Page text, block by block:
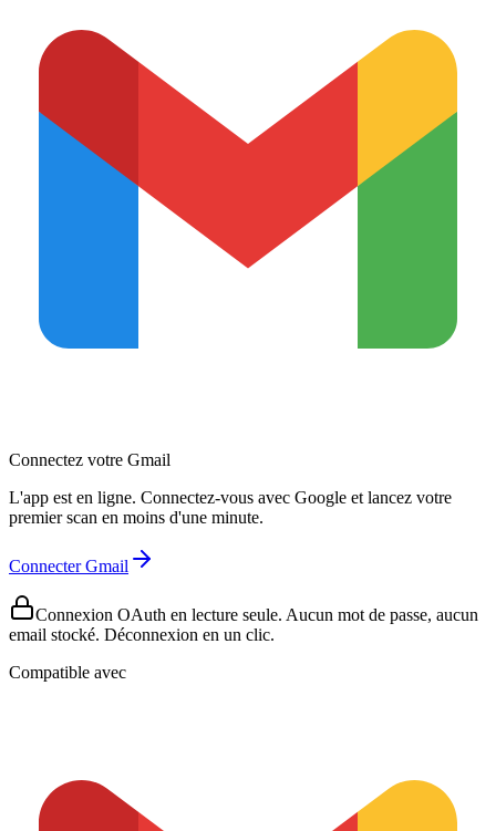
Connectez votre Gmail
L'app est en ligne. Connectez-vous avec Google et lancez votre
premier scan en moins d'une minute.
Connecter Gmail
Connexion OAuth en lecture seule. Aucun mot de passe, aucun
email stocké. Déconnexion en un clic.
Compatible avec